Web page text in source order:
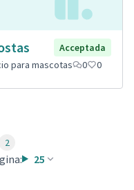
Acceptada
para mascotas 0 0
25
2